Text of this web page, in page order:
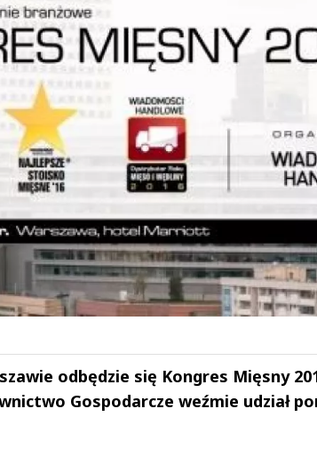
odbędzie się Kongres Mięsny
Gospodarcze weźmie udział